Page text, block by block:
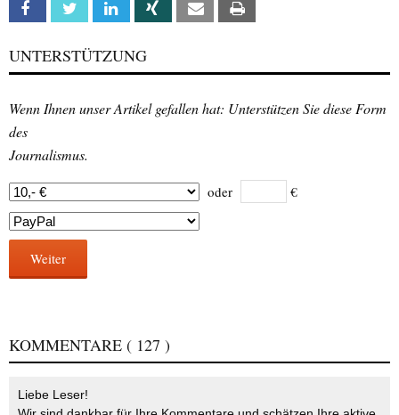
Facebook Twitter Linkedin Xing Email
UNTERSTÜTZUNG
Wenn Ihnen unser Artikel gefallen hat: Unterstützen Sie diese Form
des
Journalismus.
oder €
Weiter
KOMMENTARE ( 127 )
Liebe Leser!